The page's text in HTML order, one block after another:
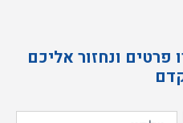
פרטים ונחזור אליכם